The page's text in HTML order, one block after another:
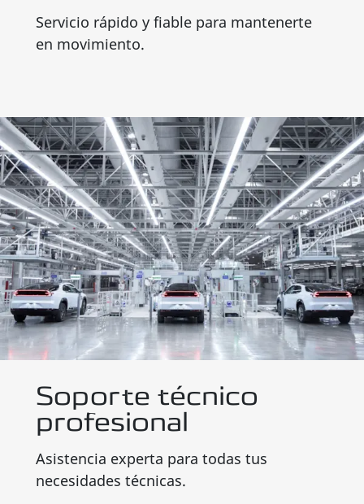
Servicio rápido y fiable para mantenerte
en movimiento.
Soporte técnico
profesional
Asistencia experta para todas tus
necesidades técnicas.